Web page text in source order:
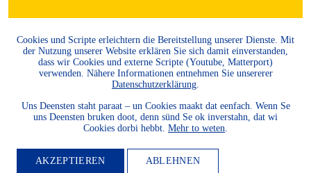
Cookies und Scripte erleichtern die Bereitstellung unserer Dienste. Mit
der Nutzung unserer Website erklären Sie sich damit einverstanden,
dass wir Cookies und externe Scripte (Youtube, Matterport)
verwenden. Nähere Informationen entnehmen Sie unsererer
Datenschutzerklärung
Uns Deensten staht paraat – un Cookies maakt dat eenfach. Wenn Se
uns Deensten bruken doot, denn sünd Se ok inverstahn, dat wi
Cookies dorbi hebbt. Mehr to weten
AKZEPTIEREN ABLEHNEN